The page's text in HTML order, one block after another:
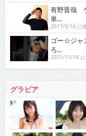
有野晋哉
単...
2017/5/16 に
ゴー☆ジャ
ろ...
2021/11/16 に
グラビア